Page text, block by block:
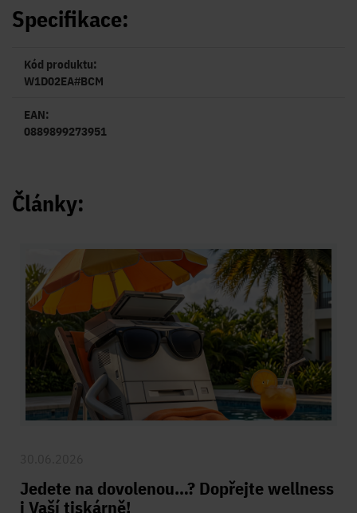
Specifikace:
Kód produktu:
W1D02EA#BCM
EAN:
0889899273951
Články:
Jedete na dovolenou…? Dopřejte wellness
i Vaší tiskárně!